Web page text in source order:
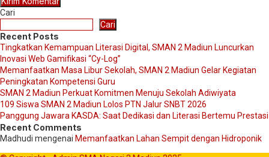
Cari
Cari
Recent Posts
Tingkatkan Kemampuan Literasi Digital, SMAN 2 Madiun Luncurkan
Inovasi Web Gamifikasi “Cy-Log”
Memanfaatkan Masa Libur Sekolah, SMAN 2 Madiun Gelar Kegiatan
Peningkatan Kompetensi Guru
SMAN 2 Madiun Perkuat Komitmen Menuju Sekolah Adiwiyata
109 Siswa SMAN 2 Madiun Lolos PTN Jalur SNBT 2026
Panggung Jawara KASDA: Saat Dedikasi dan Literasi Bertemu Prestasi
Recent Comments
Madhudi mengenai Memanfaatkan Lahan Sempit dengan Hidroponik